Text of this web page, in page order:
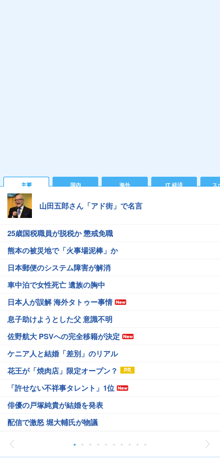
主要 国内 海外 IT 経済 ス
山田五郎さん「アド街」で名言
25歳国税職員が脱税か 懲戒免職
熊本の被災地で「火事場泥棒」か
日本郵便のシステム障害が解消
車中泊で女性死亡 遺族の胸中
日本人が誤解 海外タトゥー事情
息子助けようとした父 意識不明
佐野航大 PSVへの完全移籍が決定
ケニア人と結婚「差別」のリアル
花王が「焼肉店」限定オープン？
「許せない不祥事タレント」1位
俳優の戸塚純貴が結婚を発表
配信で激怒 堀大輔氏が物議